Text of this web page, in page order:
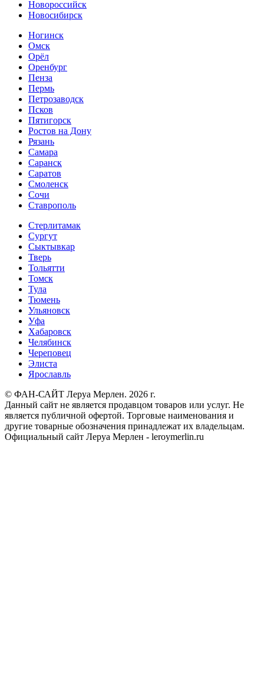
Новороссийск
Новосибирск
Ногинск
Омск
Орёл
Оренбург
Пенза
Пермь
Петрозаводск
Псков
Пятигорск
Ростов на Дону
Рязань
Самара
Саранск
Саратов
Смоленск
Сочи
Ставрополь
Стерлитамак
Сургут
Сыктывкар
Тверь
Тольятти
Томск
Тула
Тюмень
Ульяновск
Уфа
Хабаровск
Челябинск
Череповец
Элиста
Ярославль
© ФАН-САЙТ Леруа Мерлен. 2026 г.
Данный сайт не является продавцом товаров или услуг. Не
является публичной офертой. Торговые наименования и
другие товарные обозначения принадлежат их владельцам.
Официальный сайт Леруа Мерлен - leroymerlin.ru